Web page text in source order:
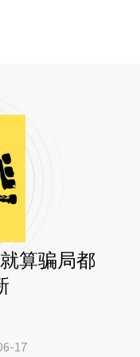
算骗局都
17